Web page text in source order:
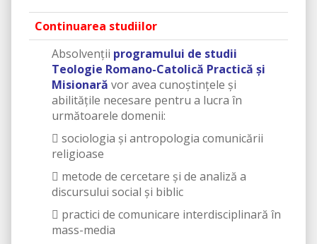
Continuarea studiilor
Absolvenții programului de studii
Teologie Romano-Catolică Practică și
Misionară vor avea cunoștințele și
abilitățile necesare pentru a lucra în
următoarele domenii:
 sociologia și antropologia comunicării
religioase
 metode de cercetare și de analiză a
discursului social și biblic
 practici de comunicare interdisciplinară în
mass-media